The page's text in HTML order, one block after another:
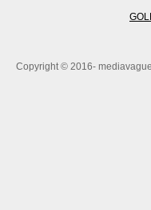
Copyright © 2016-